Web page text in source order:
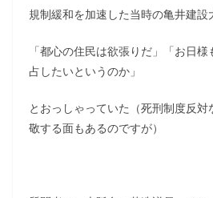
規制緩和を加速した当時の亀井建設
「都心の住民は欲張りだ」「お日
占したいというのか」
とおっしゃっていた（死刑制度反
敬する面もあるのですが）